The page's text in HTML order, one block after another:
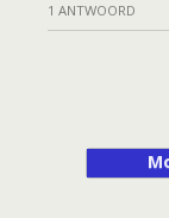
1 ANTWOORD